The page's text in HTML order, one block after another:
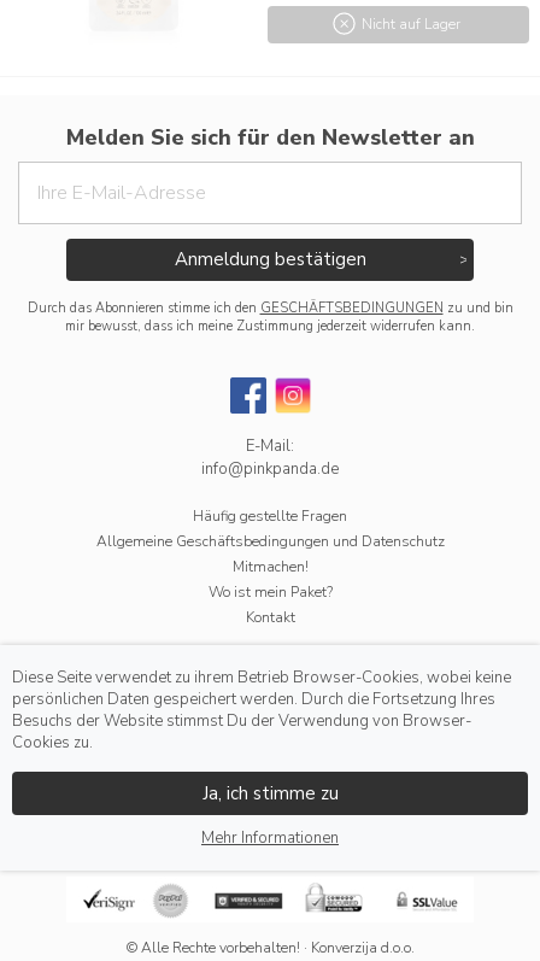
Nicht auf Lager
Melden Sie sich für den Newsletter an
Anmeldung bestätigen
Durch das Abonnieren stimme ich den GESCHÄFTSBEDINGUNGEN zu und bin
mir bewusst, dass ich meine Zustimmung jederzeit widerrufen kann.
E-Mail:
info@pinkpanda.de
Häufig gestellte Fragen
Allgemeine Geschäftsbedingungen und Datenschutz
Mitmachen!
Wo ist mein Paket?
Kontakt
Diese Seite verwendet zu ihrem Betrieb Browser-Cookies, wobei keine
persönlichen Daten gespeichert werden. Durch die Fortsetzung Ihres
Besuchs der Website stimmst Du der Verwendung von Browser-
Cookies zu.
Ja, ich stimme zu
Mehr Informationen
© Alle Rechte vorbehalten! · Konverzija d.o.o.